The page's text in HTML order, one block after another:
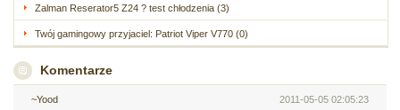
Zalman Reserator5 Z24 ? test chłodzenia (3)
Twój gamingowy przyjaciel: Patriot Viper V770 (0)
Komentarze
~Yood 2011-05-05 02:05:23